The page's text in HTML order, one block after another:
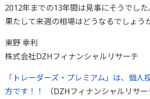
2012年までの13年間は見事にそうでした
果たして来週の相場はどうなるでしょう
東野 幸利
株式会社DZHフィナンシャルリサーチ
「トレーダーズ・プレミアム」は、個人
方です！！
（DZHフィナンシャルリサ